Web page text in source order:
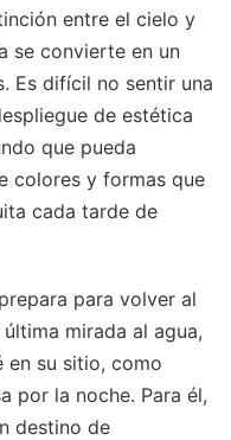
entre el cielo y
se convierte en un
Es difícil no sentir una
de estética
que pueda
colores y formas que
cada tarde de
para volver al
mirada al agua,
en su sitio, como
por la noche. Para él,
destino de